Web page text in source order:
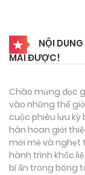
NỘI
MAI ĐƯỢC!
Chào mừng đọc
vào những thế
cuộc phiêu lưu kỳ
hân hoan giới
mới mẻ và nghẹt
hành trình khốc
bí ẩn trong bóng